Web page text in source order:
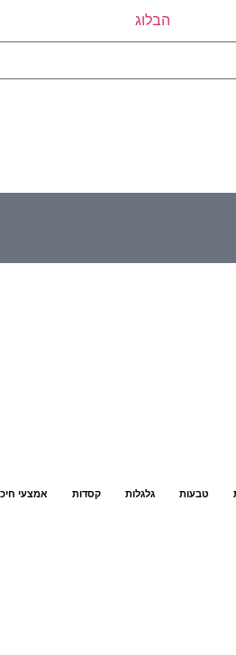
הבלוג
טבעות גלגלות קסדות אמצעי